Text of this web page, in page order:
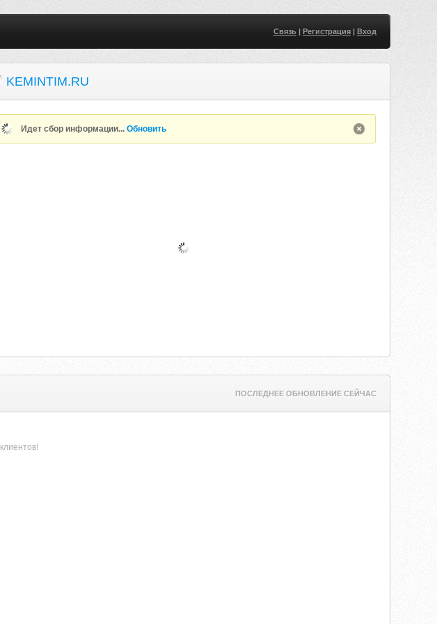
Связь| Регистрация| Вход
KEMINTIM.RU
Идет сбор информации...Обновить
ПОСЛЕДНЕЕ ОБНОВЛЕНИЕ СЕЙЧАС
клиентов!